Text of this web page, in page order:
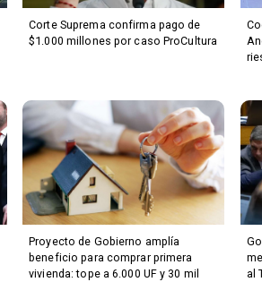
Corte Suprema confirma pago de
$1.000 millones por caso ProCultura
Proyecto de Gobierno amplía
beneficio para comprar primera
vivienda: tope a 6.000 UF y 30 mil
al